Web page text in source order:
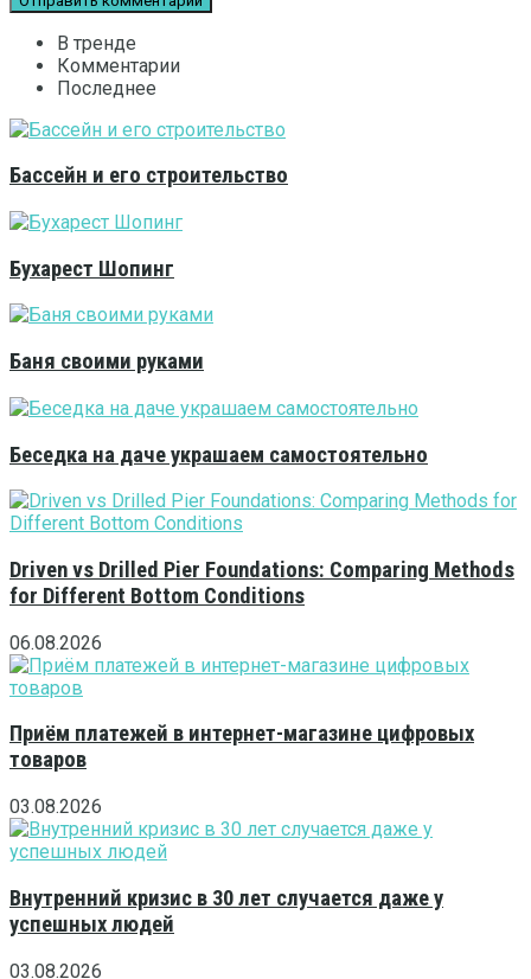
В тренде
Комментарии
Последнее
Бассейн и его строительство
Бухарест Шопинг
Баня своими руками
Беседка на даче украшаем самостоятельно
Driven vs Drilled Pier Foundations: Comparing Methods
for Different Bottom Conditions
06.08.2026
Приём платежей в интернет-магазине цифровых
товаров
03.08.2026
Внутренний кризис в 30 лет случается даже у
успешных людей
03.08.2026